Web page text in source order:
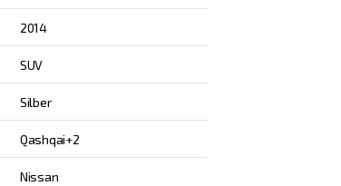
2014
SUV
Silber
Qashqai+2
Nissan